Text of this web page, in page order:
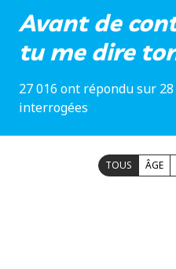
Avant de
tu me dire
27 016 ont répondu sur
interrogées
TOUS ÂGE